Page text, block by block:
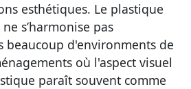
esthétiques. Le plastique
s’harmonise pas
beaucoup d'environments de
où l'aspect visuel
paraît souvent comme